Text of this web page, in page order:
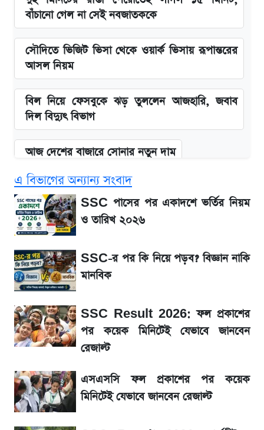
বাঁচানো গেল না সেই নবজাতককে
সৌদিতে ভিজিট ভিসা থেকে ওয়ার্ক ভিসায় রূপান্তরের
আসল নিয়ম
বিল নিয়ে ফেসবুকে ঝড় তুললেন আজহারি, জবাব
দিল বিদ্যুৎ বিভাগ
আজ দেশের বাজারে সোনার নতুন দাম
'এমবাপ্পে বাংলাদেশে'—বড় ঘোষণার পর যা জানাল
সরকার
BCB compliance report উঠে এলো
গুরুত্বপূর্ণ সুপারিশ
নবম পে-স্কেল নিয়ে চূড়ান্ত প্রস্তুতি, অপেক্ষা মন্ত্রিসভার
অনুমোদনের
আগামী ৪ দিনের আবহাওয়া নিয়ে বড় সতর্কবার্তা
IMEI নম্বর চেক করার সহজ উপায়; Android ও
iPhone-এ IMEI দেখবেন যেভাবে
৮ ব্র্যান্ডের ত্বক ফর্সাকারী ক্রিমে ভয়াবহ মাত্রার মার্কারি
এ বিভাগের অন্যান্য সংবাদ
SSC পাসের পর একাদশে ভর্তির নিয়ম
ও তারিখ ২০২৬
SSC-র পর কি নিয়ে পড়ব? বিজ্ঞান নাকি
মানবিক
SSC Result 2026: ফল প্রকাশের
পর কয়েক মিনিটেই যেভাবে জানবেন
রেজাল্ট
এসএসসি ফল প্রকাশের পর কয়েক
মিনিটেই যেভাবে জানবেন রেজাল্ট